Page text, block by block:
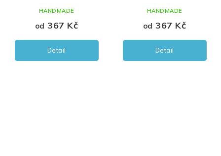
od 367 Kč
Detail
HANDMADE
od 367 Kč
Detail
HANDMADE